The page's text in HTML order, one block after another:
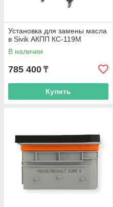
Установка для замены масла
в Sivik АКПП КС-119М
В наличии
785 400 ₸
Купить